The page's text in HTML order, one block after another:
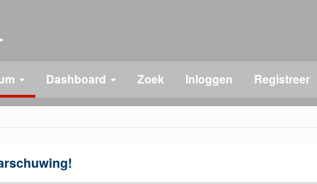
Dashboard Zoek Inloggen Registreer